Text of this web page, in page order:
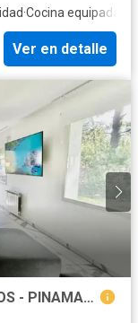
·Cocina equipada
Ver en detalle
ALQUILER / CASA EN BARRIO ALAMOS - PINAMAR NORTE